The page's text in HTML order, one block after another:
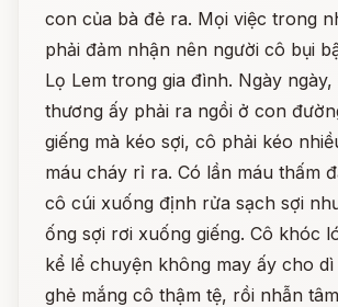
con của bà đẻ ra. Mọi việc trong
phải đảm nhận nên người cô bụi
Lọ Lem trong gia đình. Ngày
thương ấy phải ra ngồi ở con
giếng mà kéo sợi, cô phải kéo
máu cháy rỉ ra. Có lần máu thấm
cô cúi xuống định rửa sạch sợi
ống sợi rơi xuống giếng. Cô khóc
kể lể chuyện không may ấy cho dì
ghẻ mắng cô thậm tệ, rồi nhẫn